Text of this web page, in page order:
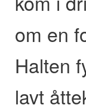
om en
Halten
lavt